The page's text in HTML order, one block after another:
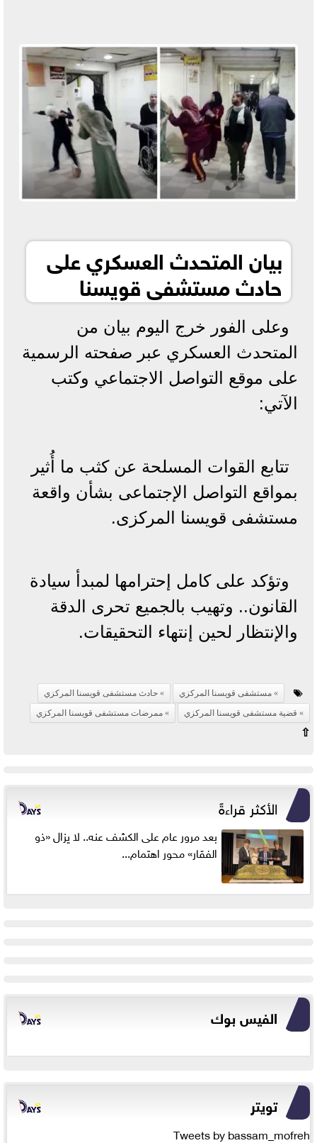
بيان المتحدث العسكري على
حادث مستشفى قويسنا
وعلى الفور خرج اليوم بيان من
المتحدث العسكري عبر صفحته الرسمية
على موقع التواصل الاجتماعي وكتب
الآتي:
تتابع القوات المسلحة عن كثب ما أُثير
بمواقع التواصل الإجتماعى بشأن واقعة
مستشفى قويسنا المركزى.
وتؤكد على كامل إحترامها لمبدأ سيادة
القانون.. وتهيب بالجميع تحرى الدقة
والإنتظار لحين إنتهاء التحقيقات.
مستشفى قويسنا المركزي
حادث مستشفى قويسنا المركزي
قضية مستشفى قويسنا المركزي
ممرضات مستشفى قويسنا المركزي
⇧
الأكثر قراءةً
بعد مرور عام على الكشف عنه.. لا يزال «ذو
الفقار» محور اهتمام...
الفيس بوك
تويتر
Tweets by bassam_mofreh